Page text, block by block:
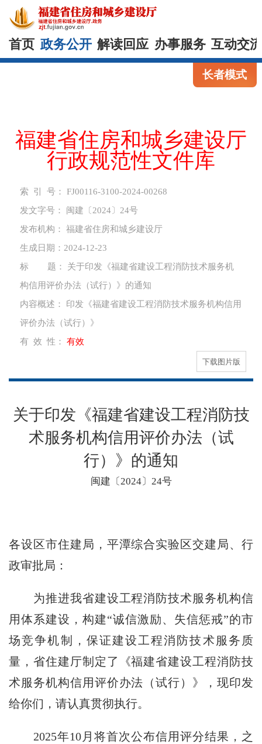
首页 政务公开 解读回应 办事服务 互动交
长者模式
福建省住房和城乡建设厅
行政规范性文件库
索 引 号：FJ00116-3100-2024-00268
发文字号： 闽建〔2024〕24号
发布机构：福建省住房和城乡建设厅
生成日期：2024-12-23
标 题： 关于印发《福建省建设工程消防技术服务机
构信用评价办法（试行）》的通知
内容概述： 印发《福建省建设工程消防技术服务机构信用
评价办法（试行）》
有 效 性：有效
下载图片版
关于印发《福建省建设工程消防技
术服务机构信用评价办法（试
行）》的通知
闽建〔2024〕24号
各设区市住建局，平潭综合实验区交建局、行
政审批局：
为推进我省建设工程消防技术服务机构信
用体系建设，构建“诚信激励、失信惩戒”的市
场竞争机制，保证建设工程消防技术服务质
量，省住建厅制定了《福建省建设工程消防技
术服务机构信用评价办法（试行）》，现印发
给你们，请认真贯彻执行。
2025年10月将首次公布信用评分结果，之